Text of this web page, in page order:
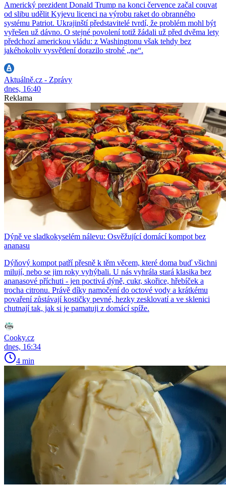
Americký prezident Donald Trump na konci července začal couvat
od slibu udělit Kyjevu licenci na výrobu raket do obranného
systému Patriot. Ukrajinští představitelé tvrdí, že problém mohl být
vyřešen už dávno. O stejné povolení totiž žádali už před dvěma lety
předchozí americkou vládu: z Washingtonu však tehdy bez
jakéhokoliv vysvětlení dorazilo strohé „ne“.
Aktuálně.cz - Zprávy
dnes, 16:40
Reklama
Dýně ve sladkokyselém nálevu: Osvěžující domácí kompot bez
ananasu
Dýňový kompot patří přesně k těm věcem, které doma buď všichni
milují, nebo se jim roky vyhýbali. U nás vyhrála stará klasika bez
ananasové příchuti - jen poctivá dýně, cukr, skořice, hřebíček a
trocha citronu. Právě díky namočení do octové vody a krátkému
povaření zůstávají kostičky pevné, hezky zesklovatí a ve sklenici
chutnají tak, jak si je pamatuji z domácí spíže.
Cooky.cz
dnes, 16:34
4 min